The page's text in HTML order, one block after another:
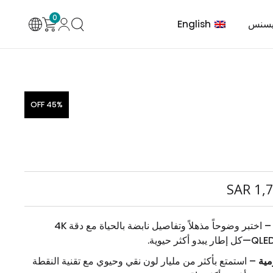
English
0
45% OFF
SAR
– اختبر وضوحاً مذهلاً وتفاصيل نابضة بالحياة مع دقة 4K
– استمتع بأكثر من مليار لون نقي وحيوي مع تقنية النقطة